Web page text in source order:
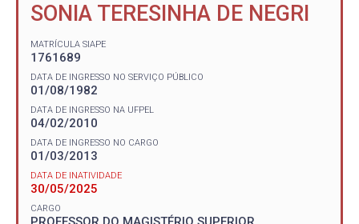
SONIA TERESINHA DE NEGRI
MATRÍCULA SIAPE
1761689
DATA DE INGRESSO NO SERVIÇO PÚBLICO
01/08/1982
DATA DE INGRESSO NA UFPEL
04/02/2010
DATA DE INGRESSO NO CARGO
01/03/2013
DATA DE INATIVIDADE
30/05/2025
CARGO